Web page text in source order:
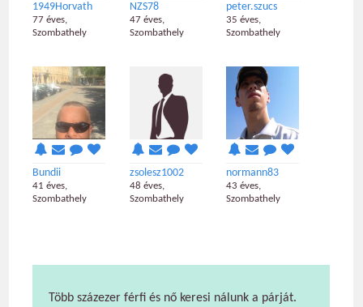
1949Horvath
77 éves,
Szombathely
NZS78
47 éves,
Szombathely
peter.szucs
35 éves,
Szombathely
Bundii
41 éves,
Szombathely
zsolesz1002
48 éves,
Szombathely
normann83
43 éves,
Szombathely
Több százezer férfi és nő keresi nálunk a párját.